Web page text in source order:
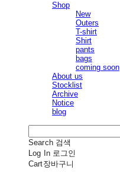
Shop
New
Outers
T-shirt
Shirt
pants
bags
coming soon
About us
Stocklist
Archive
Notice
blog
Search 검색
Log In 로그인
Cart장바구니